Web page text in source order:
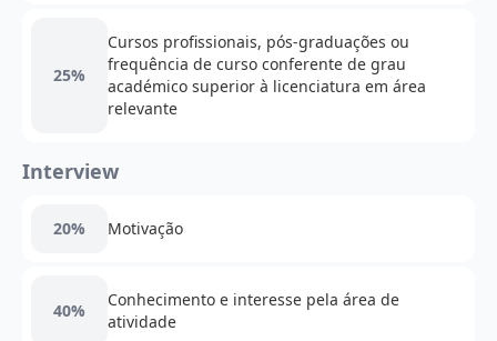
25%
Cursos profissionais, pós-graduações ou
frequência de curso conferente de grau
académico superior à licenciatura em área
relevante
Interview
20% Motivação
40%
Conhecimento e interesse pela área de
atividade